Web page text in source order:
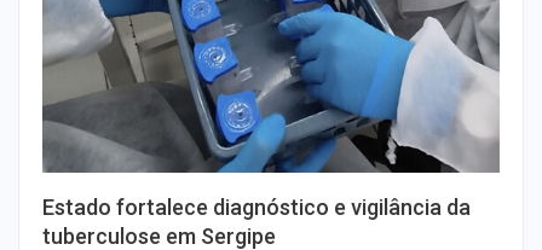
Estado fortalece diagnóstico e vigilância da
tuberculose em Sergipe